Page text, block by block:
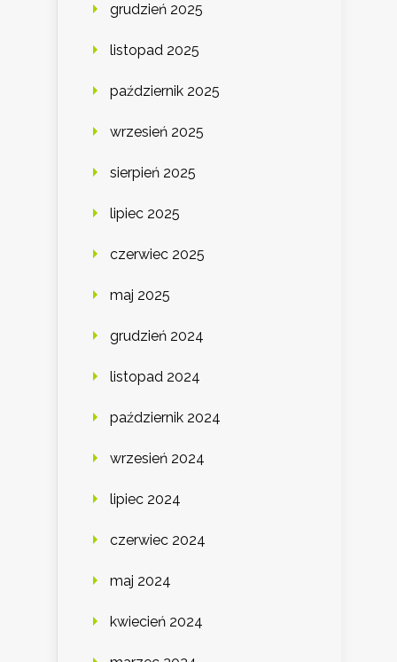
grudzień 2025
listopad 2025
październik 2025
wrzesień 2025
sierpień 2025
lipiec 2025
czerwiec 2025
maj 2025
grudzień 2024
listopad 2024
październik 2024
wrzesień 2024
lipiec 2024
czerwiec 2024
maj 2024
kwiecień 2024